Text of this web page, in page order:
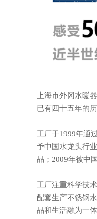
上海市外冈水暖
已有四十五年的
工厂于1999年通
予中国水龙头行
品；2009年被中
工厂注重科学技
配套生产不锈钢
品和生活融为一